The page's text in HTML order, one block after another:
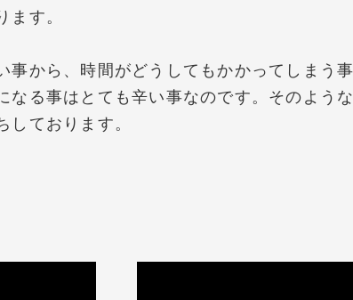
す。
から、時間がどうしてもかかってしまう事
る事はとても辛い事なのです。そのよう
ております。